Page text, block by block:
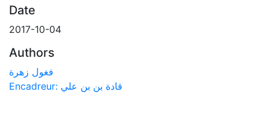
Date
2017-10-04
Authors
فغول زهرة
Encadreur: قادة بن بن علي